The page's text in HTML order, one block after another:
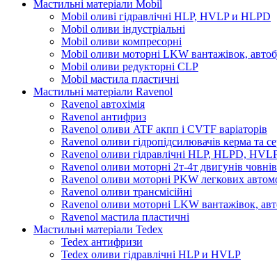
Мастильні матеріали Mobil
Mobil оливі гідравлічні HLP, HVLP и HLPD
Mobil оливи індустріальні
Mobil оливи компресорні
Mobil оливи моторні LKW вантажівок,
Mobil оливи редукторні CLP
Mobil мастила пластичні
Мастильні матеріали Ravenol
Ravenol автохімія
Ravenol антифриз
Ravenol оливи ATF акпп і CVTF варіаторів
Ravenol оливи гідропідсилювачів керма та
Ravenol оливи гідравлічні HLP, HLPD,
Ravenol оливи моторні 2т-4т двигунів човнів
Ravenol оливи моторні PKW легкових
Ravenol оливи трансмісійні
Ravenol оливи моторні LKW вантажівок,
Ravenol мастила пластичні
Мастильні матеріали Tedex
Tedex антифризи
Tedex оливи гідравлічні HLP и HVLP